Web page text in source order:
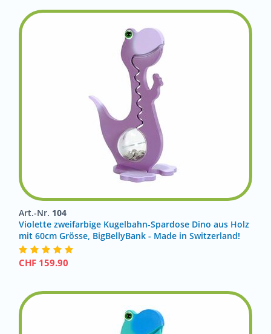
Art.-Nr. 104
Violette zweifarbige Kugelbahn-Spardose Dino aus Holz
mit 60cm Grösse, BigBellyBank - Made in Switzerland!
CHF 159.90